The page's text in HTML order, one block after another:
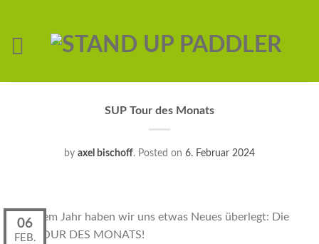
SUP Tour des Monats
by axel bischoff. Posted on 6. Februar 2024
06
FEB.
In diesem Jahr haben wir uns etwas Neues überlegt: Die
SUP TOUR DES MONATS!